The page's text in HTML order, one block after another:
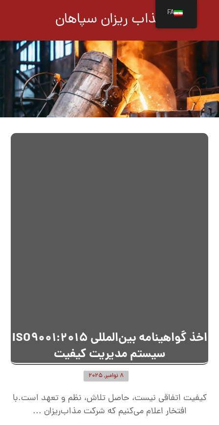
مذاب ریزان سپاهان
اخذ گواهینامه بین‌المللی ISO9001:2015
سیستم مدیریت کیفیت
8 نوامبر, 2025
کیفیت اتفاقی نیست، حاصل تلاش، نظم و تعهد است.با
افتخار اعلام می‌کنیم که شرکت مذاب‌ریزان ...
FA